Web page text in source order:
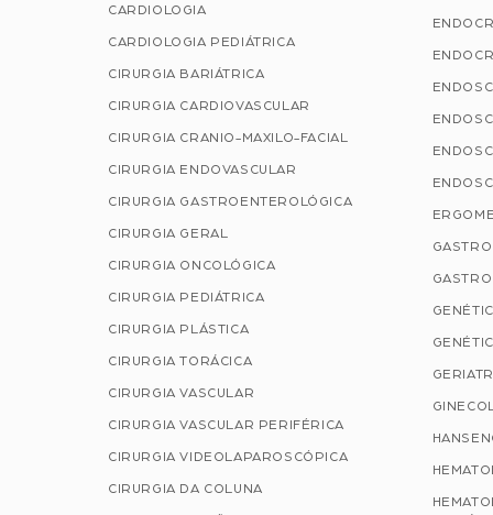
CARDIOLOGIA
CARDIOLOGIA PEDIÁTRICA
CIRURGIA BARIÁTRICA
CIRURGIA CARDIOVASCULAR
CIRURGIA CRANIO-MAXILO-FACIAL
CIRURGIA ENDOVASCULAR
CIRURGIA GASTROENTEROLÓGICA
CIRURGIA GERAL
CIRURGIA ONCOLÓGICA
CIRURGIA PEDIÁTRICA
CIRURGIA PLÁSTICA
CIRURGIA TORÁCICA
CIRURGIA VASCULAR
CIRURGIA VASCULAR PERIFÉRICA
CIRURGIA VIDEOLAPAROSCÓPICA
CIRURGIA DA COLUNA